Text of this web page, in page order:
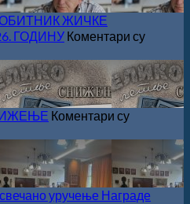
ЖИЧКЕ
ГОДИНУ Коментари су
Коментари су
уручење Награде